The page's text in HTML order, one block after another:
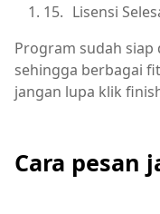
15. Lisensi
Program sudah
sehingga berbagai
jangan lupa klik
Cara pesan